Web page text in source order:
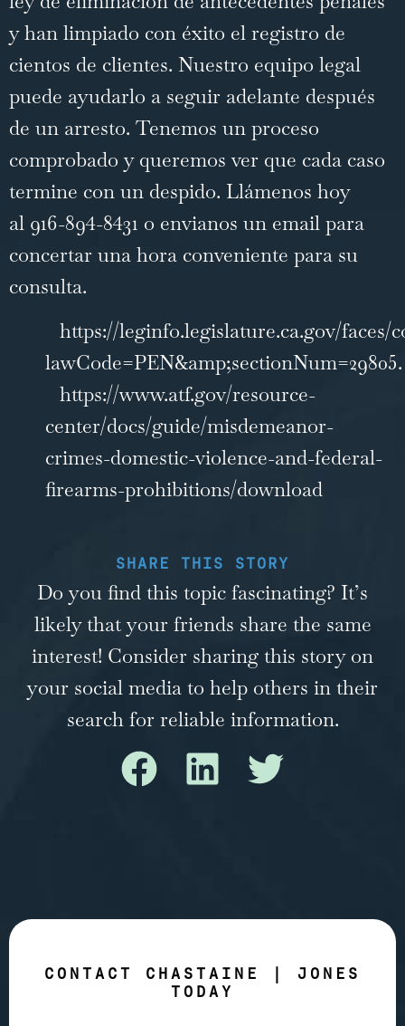
y han limpiado con éxito el registro de
cientos de clientes. Nuestro equipo legal
puede ayudarlo a seguir adelante después
de un arresto. Tenemos un proceso
comprobado y queremos ver que cada caso
termine con un despido. Llámenos hoy
al 916-894-8431 o envianos un email para
concertar una hora conveniente para su
consulta.
https://leginfo.legislature.ca.gov/faces/
lawCode=PEN&amp;sectionNum=29805.
https://www.atf.gov/resource-
center/docs/guide/misdemeanor-
crimes-domestic-violence-and-federal-
firearms-prohibitions/download
SHARE THIS STORY
Do you find this topic fascinating? It’s
likely that your friends share the same
interest! Consider sharing this story on
your social media to help others in their
search for reliable information.
CONTACT CHASTAINE | JONES
TODAY